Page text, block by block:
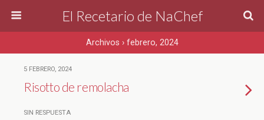
El Recetario de NaChef
Archivos › febrero, 2024
5 FEBRERO, 2024
Risotto de remolacha
SIN RESPUESTA